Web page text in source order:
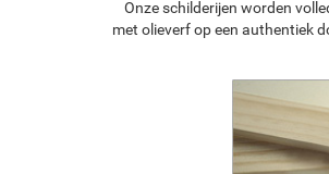
Onze schilderijen worden
met olieverf op een authentiek